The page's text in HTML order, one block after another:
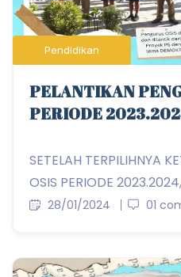
Pendidikan
PELANTIKAN
PERIODE
SETELAH TERPILIHNYA
OSIS PERIODE
28/01/2024 01